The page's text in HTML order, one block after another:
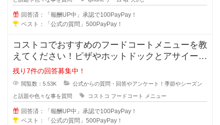
回答済：「報酬UP中」承認で100PayPay！
ベスト：「公式の質問」500PayPay！
コストコでおすすめのフードコートメニューを教
えてください！ピザやホットドックとアサイーボ
ウルなど様々なメニューがあります
残り7件の回答募集中！
閲覧数：5.53K 公式からの質問・回答やアンケート！季節やシーズン
と話題や色々な事を質問 コストコ フードコート メニュー
回答済：「報酬UP中」承認で100PayPay！
ベスト：「公式の質問」500PayPay！